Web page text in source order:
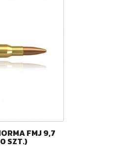
FMJ 9,7
SZT.)